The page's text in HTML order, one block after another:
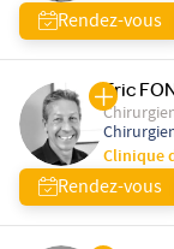
Rendez-vous
Eric
Clinique
Rendez-vous